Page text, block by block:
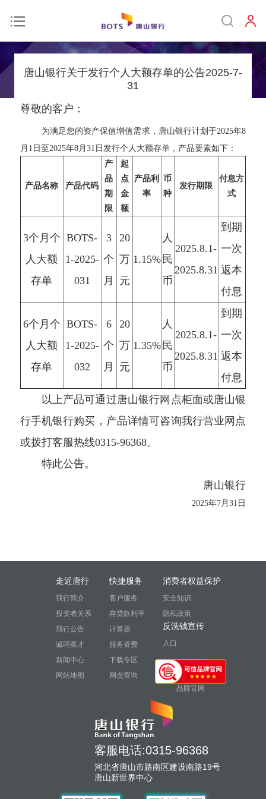
唐山银行关于发行个人大额存单的公告2025-7-
31
尊敬的客户：
为满足您的资产保值增值需求，唐山银行计划于2025年8
月1日至2025年8月31日发行个人大额存单，产品要素如下：
产品名称 产品代码
产
品
期
限
起
点
金
额
产品利
率
币
种
发行期限
付息方
式
3个月个
人大额
存单
BOTS-
1-2025-
031
3
个
月
20
万
元
1.15%
人
民
币
2025.8.1-
2025.8.31
到期
一次
返本
付息
6个月个
人大额
存单
BOTS-
1-2025-
032
6
个
月
20
万
元
1.35%
人
民
币
2025.8.1-
2025.8.31
到期
一次
返本
付息
以上产品可通过唐山银行网点柜面或唐山银
行手机银行购买，产品详情可咨询我行营业网点
或拨打客服热线0315-96368。
特此公告。
唐山银行
2025年7月31日
客服电话:0315-96368
河北省唐山市路南区建设南路19号
唐山新世界中心
走近唐行
我行简介
投资者关系
我行公告
诚聘英才
新闻中心
网站地图
快捷服务
客户服务
存贷款利率
计算器
服务资费
下载专区
网点查询
消费者权益保护
安全知识
隐私政策
反洗钱宣传
入口
品牌官网